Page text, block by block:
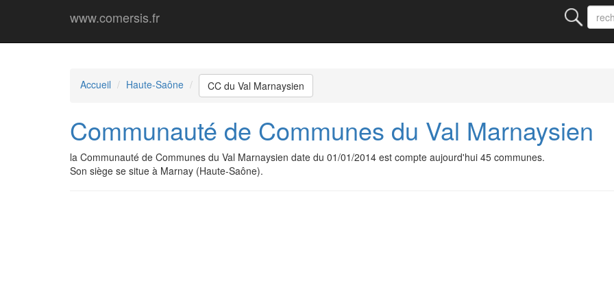
www.comersis.fr
Accueil Haute-Saône CC du Val Marnaysien
Communauté de Communes du Val Marnaysien
la Communauté de Communes du Val Marnaysien date du 01/01/2014 est compte aujourd'hui 45 communes.
Son siège se situe à Marnay (Haute-Saône).